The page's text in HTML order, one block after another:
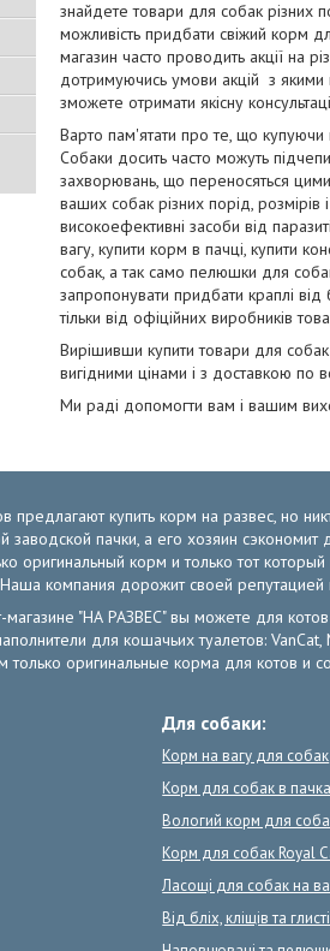
знайдете товари для собак різних
можливість придбати свіжий корм
магазин часто проводить акції на
дотримуючись умови акцій з якими
зможете отримати якісну
Варто пам'ятати про те, що купуючи
Собаки досить часто можуть
захворювань, що переносяться
ваших собак різних порід, розмірів
високоефективні засоби від
вагу, купити корм в пачці, купити
собак, а так само пелюшки для
запропонувати придбати краплі
тільки від офіційних виробників
Вирішивши купити товари для
вигідними цінами і з доставкою по
Ми раді допомогти вам і вашим
предлагают купить корм на развес, но
заводской пачки, а его хозяин
оригинальный корм и только тот
Наша компания дорожит своей
"НА РАЗВЕС" вы можете для
для кошачьих туалетов:
оригинальные корма для котов и
Для собаки:
Корм на вагу для собак
Корм для собак в
Вологий корм для
Корм для собак Royal
Ласощі для собак на
Від бліх, кліщів та